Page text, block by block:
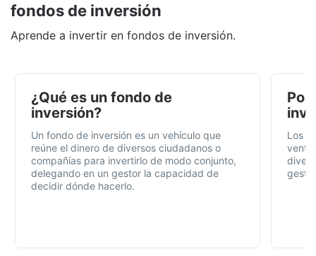
fondos de inversión
Aprende a invertir en fondos de inversión.
¿Qué es un fondo de
inversión?
Un fondo de inversión es un vehículo que
reúne el dinero de diversos ciudadanos o
compañías para invertirlo de modo conjunto,
delegando en un gestor la capacidad de
decidir dónde hacerlo.
Por
Los